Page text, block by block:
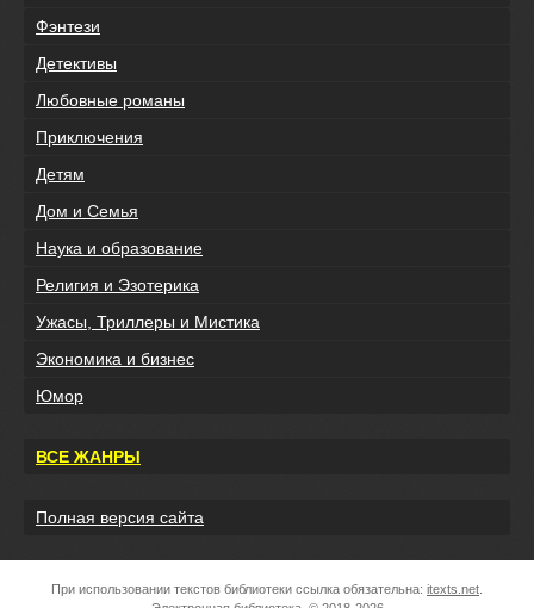
Фэнтези
Детективы
Любовные романы
Приключения
Детям
Дом и Семья
Наука и образование
Религия и Эзотерика
Ужасы, Триллеры и Мистика
Экономика и бизнес
Юмор
ВСЕ ЖАНРЫ
Полная версия сайта
При использовании текстов библиотеки ссылка обязательна: itexts.net